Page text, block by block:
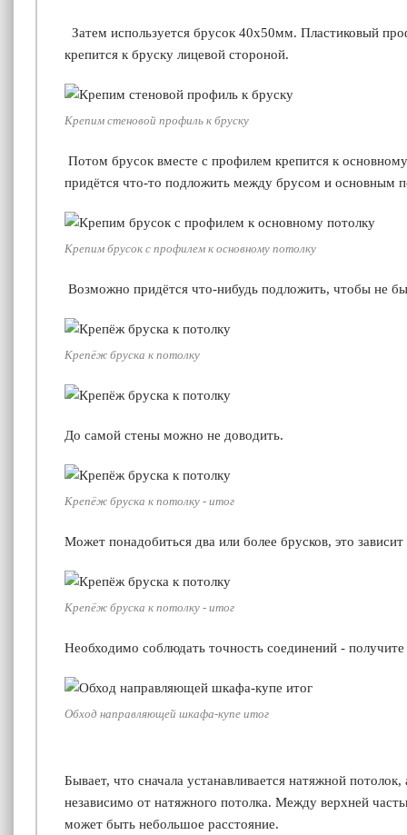
Затем используется брусок 40х50мм. Пластиковый
крепится к бруску лицевой стороной.
Крепим стеновой профиль к бруску
Потом брусок вместе с профилем крепится к
придётся что-то подложить между брусом и основным
Крепим брусок с профилем к основному потолку
Возможно придётся что-нибудь подложить, чтобы не
Крепёж бруска к потолку
До самой стены можно не доводить.
Крепёж бруска к потолку - итог
Может понадобиться два или более брусков, это
Крепёж бруска к потолку - итог
Необходимо соблюдать точность соединений -
Обход направляющей шкафа-купе итог
Бывает, что сначала устанавливается натяжной
независимо от натяжного потолка. Между верхней
может быть небольшое расстояние.